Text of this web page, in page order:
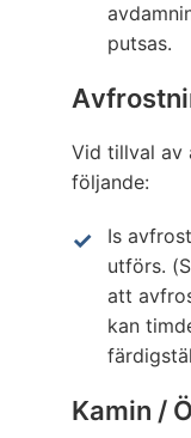
putsas.
Vid tillval av
följande:
Is
utförs.
att
kan
Kamin /